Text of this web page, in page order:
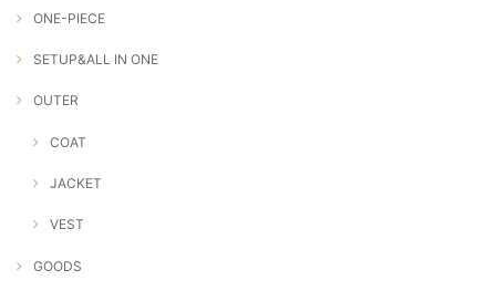
ONE-PIECE
SETUP&ALL IN ONE
OUTER
COAT
JACKET
VEST
GOODS